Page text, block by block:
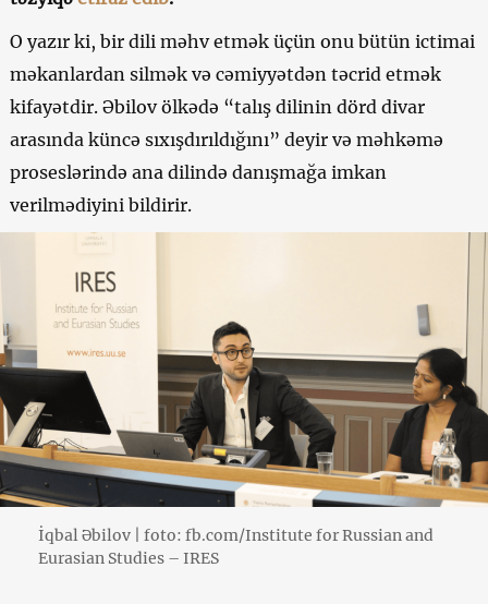
O yazır ki, bir dili məhv etmək üçün onu bütün ictimai
məkanlardan silmək və cəmiyyətdən təcrid etmək
kifayətdir. Əbilov ölkədə “talış dilinin dörd divar
arasında küncə sıxışdırıldığını” deyir və məhkəmə
proseslərində ana dilində danışmağa imkan
verilmədiyini bildirir.
İqbal Əbilov | foto: fb.com/Institute for Russian and
Eurasian Studies – IRES